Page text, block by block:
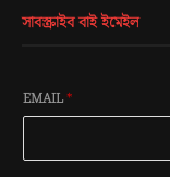
সাবস্ক্রাইব বাই ইমেইল
EMAIL*